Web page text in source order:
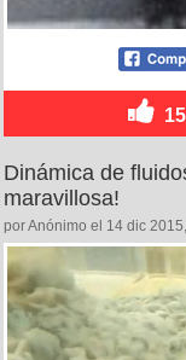
Dinámica de
maravillosa!
por Anónimo el 14 dic